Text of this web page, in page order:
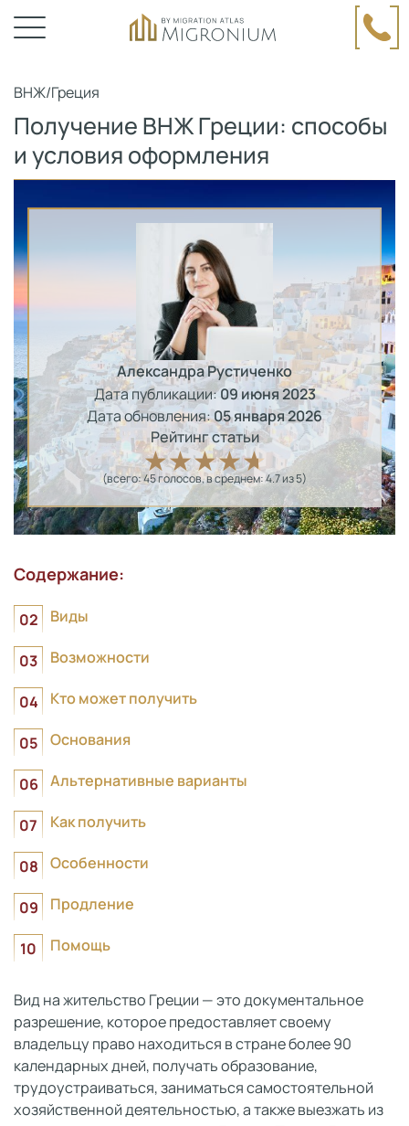
ВНЖ/Греция
Получение ВНЖ Греции: способы
и условия оформления
Александра Рустиченко
Дата публикации:09 июня 2023
Дата обновления:05 января 2026
Рейтинг статьи
(всего:45голосов, в среднем:4.7из 5)
Содержание:
Виды
Возможности
Кто может получить
Основания
Альтернативные варианты
Как получить
Особенности
Продление
Помощь
Вид на жительство Греции — это документальное
разрешение, которое предоставляет своему
владельцу право находиться в стране более 90
календарных дней, получать образование,
трудоустраиваться, заниматься самостоятельной
хозяйственной деятельностью, а также выезжать из